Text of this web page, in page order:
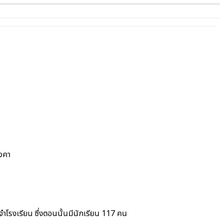
า
ำโรงเรียน ซึ่งตอนนั้นมีนักเรียน 117 คน